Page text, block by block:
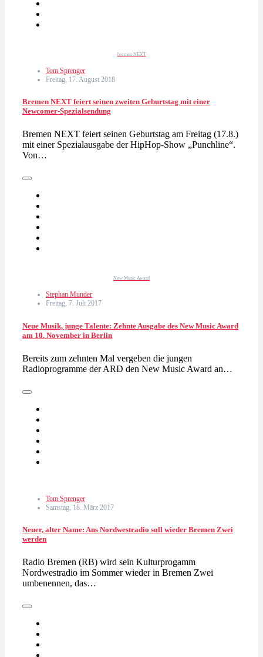
bremen NEXT
Tom Sprenger
Freitag, 17. August 2018
Bremen NEXT feiert seinen zweiten Geburtstag mit einer
Newcomer-Spezialsendung
Bremen NEXT feiert seinen Geburtstag am Freitag (17.8.)
mit einer Spezialausgabe der HipHop-Show „Punchline“.
Von…
New Music Award
Stephan Munder
Freitag, 7. Juli 2017
Neue Musik, junge Talente: Zehnte Ausgabe des New Music Award
am 10. November in Berlin
Bereits zum zehnten Mal vergeben die jungen
Radioprogramme der ARD den New Music Award an…
Tom Sprenger
Samstag, 18. März 2017
Neuer, alter Name: Aus Nordwestradio soll wieder Bremen Zwei
werden
Radio Bremen (RB) wird sein Kulturprogamm
Nordwestradio im Sommer wieder in Bremen Zwei
umbenennen, das…